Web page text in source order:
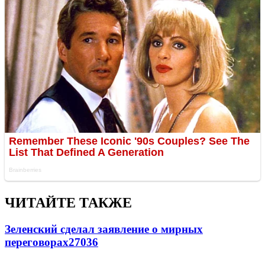
ЧИТАЙТЕ ТАКЖЕ
Зеленский сделал заявление о мирных
переговорах27036